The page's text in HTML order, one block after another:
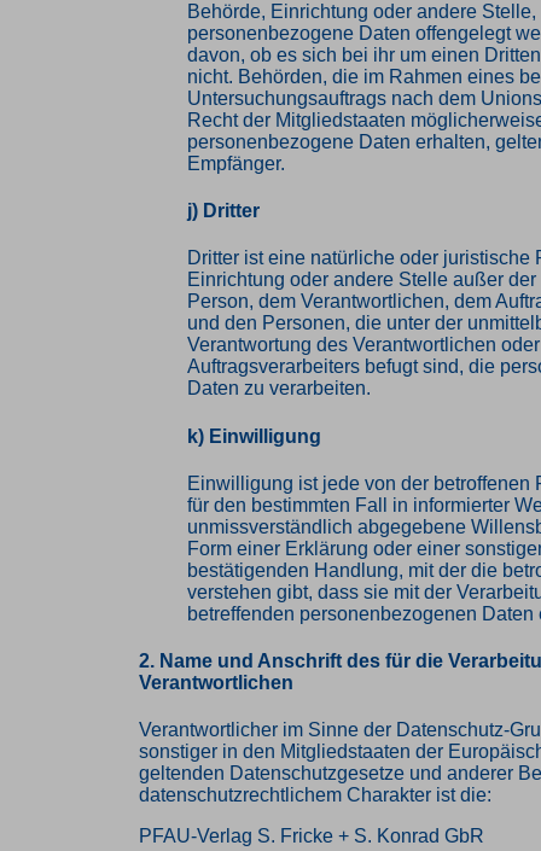
Behörde, Einrichtung oder andere Stelle,
personenbezogene Daten offengelegt
davon, ob es sich bei ihr um einen
nicht. Behörden, die im Rahmen eines
Untersuchungsauftrags nach dem
Recht der Mitgliedstaaten
personenbezogene Daten erhalten,
Empfänger.
j) Dritter
Dritter ist eine natürliche oder juristische
Einrichtung oder andere Stelle außer der
Person, dem Verantwortlichen, dem
und den Personen, die unter der
Verantwortung des Verantwortlichen
Auftragsverarbeiters befugt sind, die
Daten zu verarbeiten.
k) Einwilligung
Einwilligung ist jede von der betroffenen
für den bestimmten Fall in informierter
unmissverständlich abgegebene
Form einer Erklärung oder einer
bestätigenden Handlung, mit der die
verstehen gibt, dass sie mit der
betreffenden personenbezogenen Daten
2. Name und Anschrift des für die
Verantwortlichen
Verantwortlicher im Sinne der Datenschutz-
sonstiger in den Mitgliedstaaten der
geltenden Datenschutzgesetze und anderer
datenschutzrechtlichem Charakter ist die:
PFAU-Verlag S. Fricke + S. Konrad GbR